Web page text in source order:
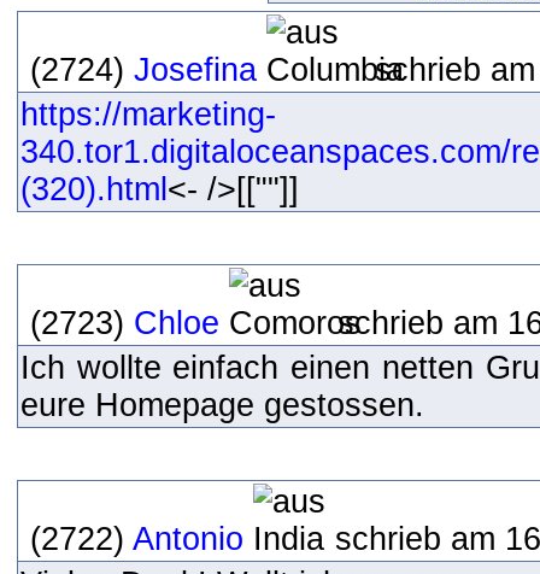
(2724) Josefina
schrieb
https://marketing-
340.tor1.digitaloceanspaces.com/
(320).html <- />[[""]]
(2723) Chloe
schrieb am
Ich wollte einfach einen netten
eure Homepage gestossen.
(2722) Antonio
schrieb am